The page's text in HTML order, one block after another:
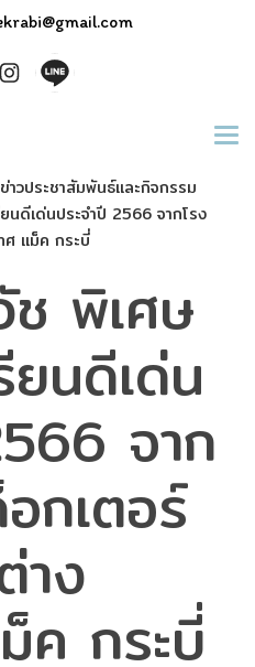
ข่าวประชาสัมพันธ์และกิจกรรม
นดีเด่นประจำปี 2566 จากโรง
ศ แม็ค กระบี่
ช พิเศษ
นดีเด่น
จาก
กเตอร์
าง
ค กระบี่